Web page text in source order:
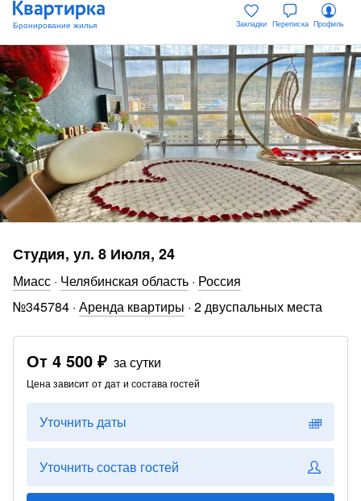
Закладки Переписка Профиль
Студия, ул. 8 Июля, 24
Миасс · Челябинская область · Россия
№345784 · Аренда квартиры · 2 двуспальных места
От 4 500 ₽ за сутки
Цена зависит от дат и состава гостей
Уточнить даты
Уточнить состав гостей